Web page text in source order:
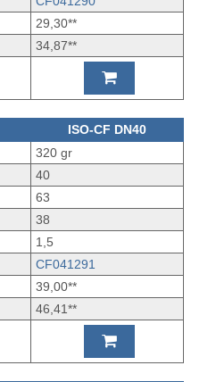
29,30**
34,87**
ISO-CF DN40
320 gr
40
63
38
1,5
CF041291
39,00**
46,41**